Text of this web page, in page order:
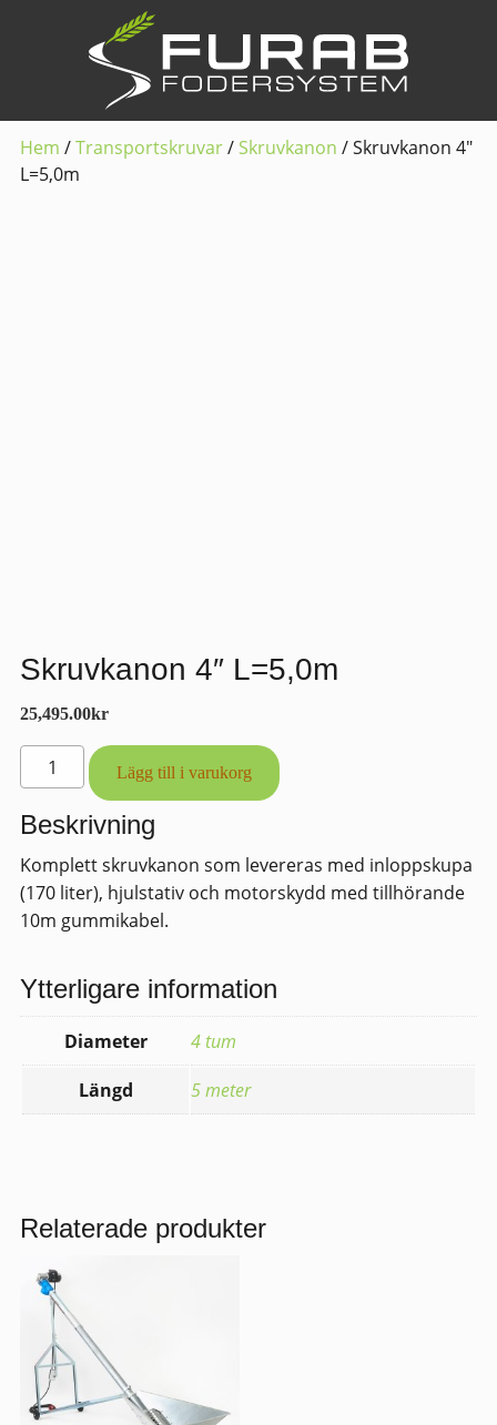
Hem /Transportskruvar/ Skruvkanon / Skruvkanon 4″
L=5,0m
Skruvkanon 4″ L=5,0m
25,495.00kr
Skruvkanon
4"
L=5,0m
Lägg till i varukorg
Beskrivning
Komplett skruvkanon som levereras med inloppskupa
(170 liter), hjulstativ och motorskydd med tillhörande
10m gummikabel.
Ytterligare information
Diameter
4 tum
Längd
5 meter
Relaterade produkter